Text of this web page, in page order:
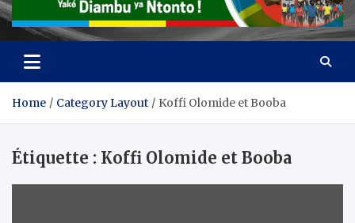
Home Category Layout Koffi Olomide et Booba
Étiquette : Koffi Olomide et Booba